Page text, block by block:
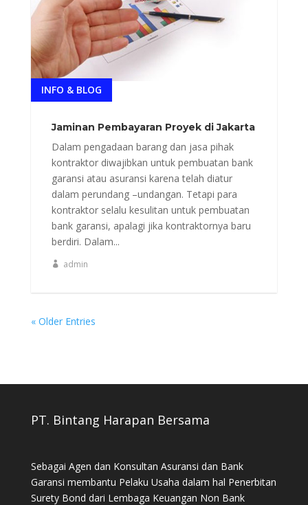
Jaminan Pembayaran Proyek di Jakarta
INFO & BLOG
Dalam pengadaan barang dan jasa pihak
kontraktor diwajibkan untuk pembuatan bank
garansi atau asuransi karena telah diatur
dalam perundang –undangan. Tetapi para
kontraktor selalu kesulitan untuk pembuatan
bank garansi, apalagi jika kontraktornya baru
berdiri. Dalam...
admin
« Older Entries
PT. Bintang Harapan Bersama
Sebagai Agen dan Konsultan Asuransi dan Bank
Garansi membantu Pelaku Usaha dalam hal Penerbitan
Surety Bond dari Lembaga Keuangan Non Bank